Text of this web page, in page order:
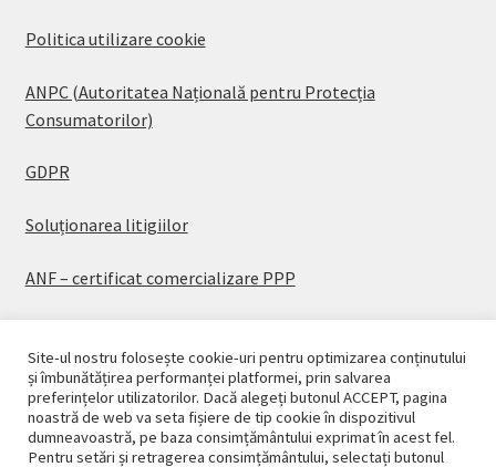
Politica utilizare cookie
ANPC (Autoritatea Națională pentru Protecția
Consumatorilor)
GDPR
Soluționarea litigiilor
ANF – certificat comercializare PPP
© CASAPLANT 2026
Politică de confidențialitate
Site-ul nostru folosește cookie-uri pentru optimizarea conținutului
și îmbunătățirea performanței platformei, prin salvarea
preferințelor utilizatorilor. Dacă alegeți butonul ACCEPT, pagina
noastră de web va seta fișiere de tip cookie în dispozitivul
dumneavoastră, pe baza consimțământului exprimat în acest fel.
Pentru setări și retragerea consimțământului, selectați butonul